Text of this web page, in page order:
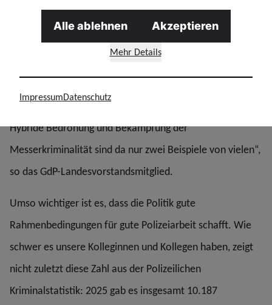
allem eines: „Dass die Kolleginnen und Kollegen bei der
Polizei auch in schweren Zeiten ganz hervorragende
„Polizei ist heute an allen Ecken und Enden gefordert.
Hybride Bedrohung und Bekämpfung der
Messerkriminalität sind da nur zwei Beispiele von vielen“,
so das GdP-Landesvorstandsmitglied.
Umso wichtiger ist es, dass die Politik gute
Rahmenbedingungen für gute Polizeiarbeit schafft. Wie
schwer es unsere Kolleginnen und Kollegen haben, zeigt
nicht zuletzt diese Zahl aus der Polizeilichen
Kriminalstatistik: 2025 gab es insgesamt 10.187
Mehr Details
Alle ablehnen Akzeptieren
ImpressumDatenschutz